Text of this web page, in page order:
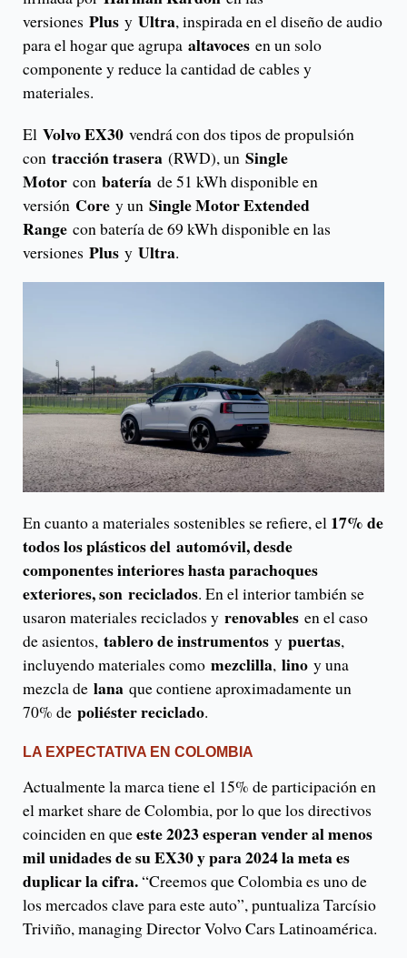
versiones Plus y Ultra, inspirada en el diseño de audio
para el hogar que agrupa altavoces en un solo
componente y reduce la cantidad de cables y
materiales.
El Volvo EX30 vendrá con dos tipos de propulsión
con tracción trasera (RWD), un Single
Motor con batería de 51 kWh disponible en
versión Core y un Single Motor Extended
Range con batería de 69 kWh disponible en las
versiones Plus y Ultra.
En cuanto a materiales sostenibles se refiere, el 17% de
todos los plásticos del automóvil, desde
componentes interiores hasta parachoques
exteriores, son reciclados. En el interior también se
usaron materiales reciclados y renovables en el caso
de asientos, tablero de instrumentos y puertas,
incluyendo materiales como mezclilla, lino y una
mezcla de lana que contiene aproximadamente un
70% de poliéster reciclado.
LA EXPECTATIVA EN COLOMBIA
Actualmente la marca tiene el 15% de participación en
el market share de Colombia, por lo que los directivos
coinciden en queeste 2023 esperan vender al menos
mil unidades de su EX30 y para 2024 la meta es
duplicar la cifra.“Creemos que Colombia es uno de
los mercados clave para este auto”, puntualiza Tarcísio
Triviño, managing Director Volvo Cars Latinoamérica.